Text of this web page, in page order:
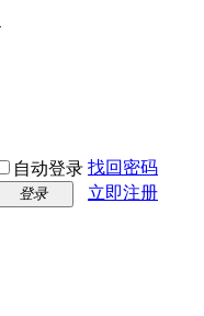
自动登录 找回密码
登录
立即注册